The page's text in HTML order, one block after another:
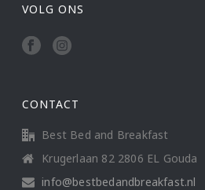
VOLG ONS
CONTACT
Best Bed and Breakfast
Krugerlaan 82 2806 EL Gouda
info@bestbedandbreakfast.nl